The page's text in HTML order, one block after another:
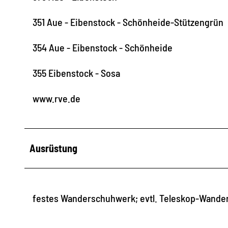
351 Aue - Eibenstock - Schönheide-Stützengrün
354 Aue - Eibenstock - Schönheide
355 Eibenstock - Sosa
www.rve.de
Ausrüstung
festes Wanderschuhwerk; evtl. Teleskop-